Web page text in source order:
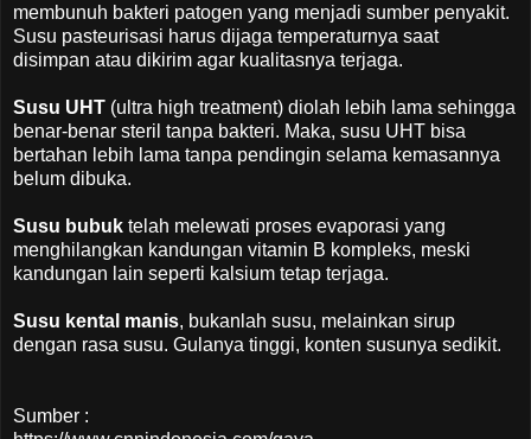
membunuh bakteri patogen yang menjadi sumber penyakit.
Susu pasteurisasi harus dijaga temperaturnya saat
disimpan atau dikirim agar kualitasnya terjaga.
Susu UHT (ultra high treatment) diolah lebih lama sehingga
benar-benar steril tanpa bakteri. Maka, susu UHT bisa
bertahan lebih lama tanpa pendingin selama kemasannya
belum dibuka.
Susu bubuk telah melewati proses evaporasi yang
menghilangkan kandungan vitamin B kompleks, meski
kandungan lain seperti kalsium tetap terjaga.
Susu kental manis, bukanlah susu, melainkan sirup
dengan rasa susu. Gulanya tinggi, konten susunya sedikit.
Sumber :